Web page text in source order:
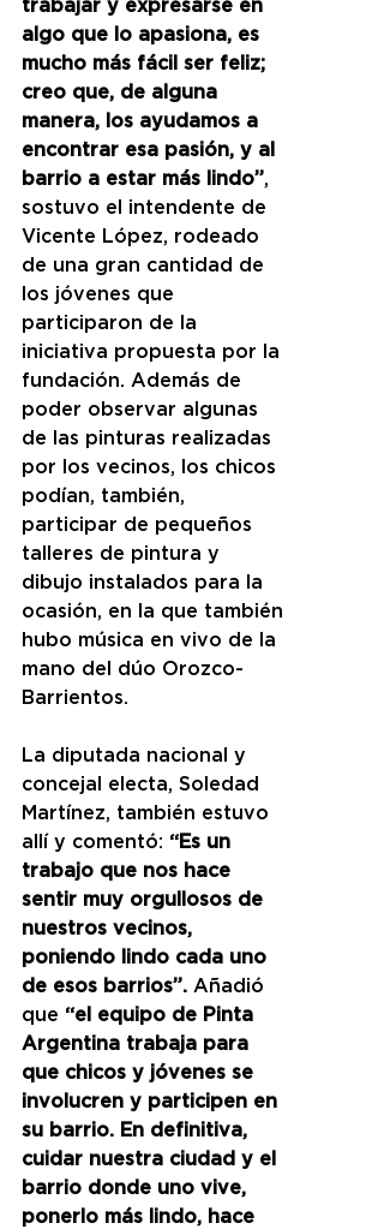
trabajar y expresarse en
algo que lo apasiona, es
mucho más fácil ser feliz;
creo que, de alguna
manera, los ayudamos a
encontrar esa pasión, y al
barrio a estar más lindo”,
sostuvo el intendente de
Vicente López, rodeado
de una gran cantidad de
los jóvenes que
participaron de la
iniciativa propuesta por la
fundación. Además de
poder observar algunas
de las pinturas realizadas
por los vecinos, los chicos
podían, también,
participar de pequeños
talleres de pintura y
dibujo instalados para la
ocasión, en la que también
hubo música en vivo de la
mano del dúo Orozco-
Barrientos.
La diputada nacional y
concejal electa, Soledad
Martínez, también estuvo
allí y comentó: “Es un
trabajo que nos hace
sentir muy orgullosos de
nuestros vecinos,
poniendo lindo cada uno
de esos barrios”. Añadió
que “el equipo de Pinta
Argentina trabaja para
que chicos y jóvenes se
involucren y participen en
su barrio. En definitiva,
cuidar nuestra ciudad y el
barrio donde uno vive,
ponerlo más lindo, hace